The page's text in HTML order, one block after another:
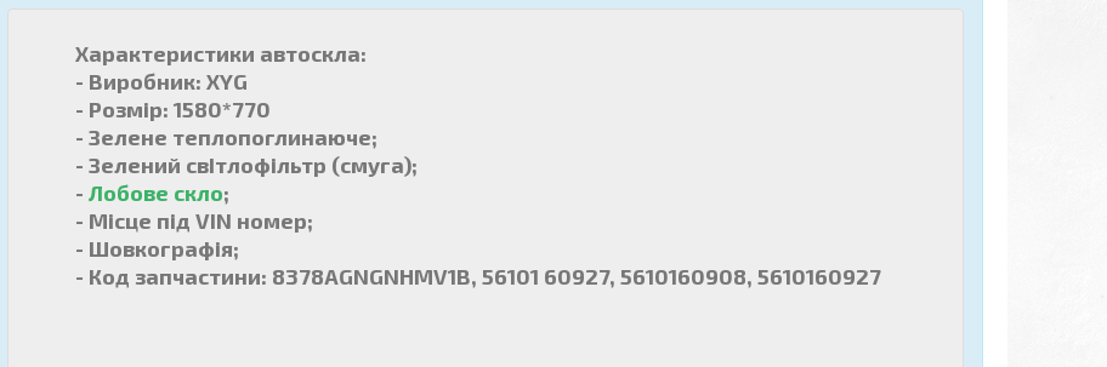
Характеристики автоскла:
- Виробник: XYG
- Розмір: 1580*770
- Зелене теплопоглинаюче;
- Зелений свІтлофільтр (смуга);
- Лобове скло;
- Місце під VIN номер;
- Шовкографія;
- Код запчастини: 8378AGNGNHMV1B, 56101 60927, 5610160908, 5610160927